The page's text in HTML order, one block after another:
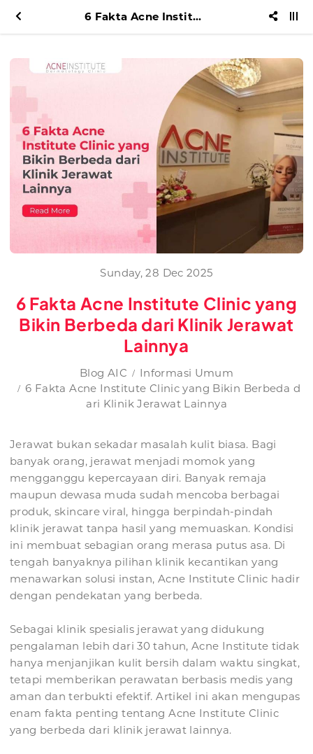
6 Fakta Acne Institute Clinic yang Bikin Berbeda dari Klinik Jerawat Lainnya
Sunday, 28 Dec 2025
6 Fakta Acne Institute Clinic yang
Bikin Berbeda dari Klinik Jerawat
Lainnya
Blog AIC
Informasi Umum
6 Fakta Acne Institute Clinic yang Bikin Berbeda d
ari Klinik Jerawat Lainnya
Jerawat bukan sekadar masalah kulit biasa. Bagi
banyak orang, jerawat menjadi momok yang
mengganggu kepercayaan diri. Banyak remaja
maupun dewasa muda sudah mencoba berbagai
produk, skincare viral, hingga berpindah-pindah
klinik jerawat tanpa hasil yang memuaskan. Kondisi
ini membuat sebagian orang merasa putus asa. Di
tengah banyaknya pilihan klinik kecantikan yang
menawarkan solusi instan, Acne Institute Clinic hadir
dengan pendekatan yang berbeda.
Sebagai klinik spesialis jerawat yang didukung
pengalaman lebih dari 30 tahun, Acne Institute tidak
hanya menjanjikan kulit bersih dalam waktu singkat,
tetapi memberikan perawatan berbasis medis yang
aman dan terbukti efektif. Artikel ini akan mengupas
enam fakta penting tentang Acne Institute Clinic
yang berbeda dari klinik jerawat lainnya.